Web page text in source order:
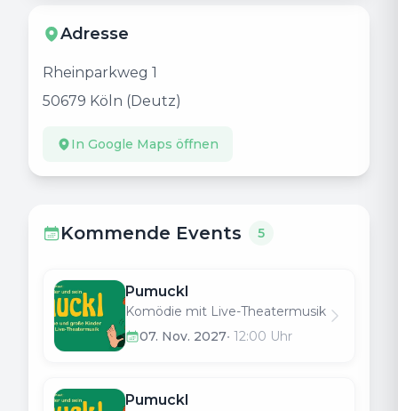
Adresse
Rheinparkweg 1
50679 Köln (Deutz)
In Google Maps öffnen
Kommende Events 5
Pumuckl
Komödie mit Live-Theatermusik
07. Nov. 2027• 12:00 Uhr
Pumuckl